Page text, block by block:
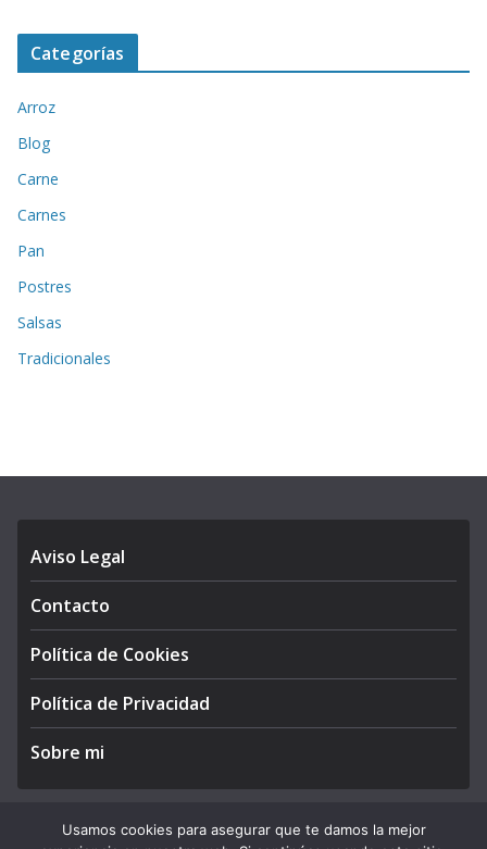
Categorías
Arroz
Blog
Carne
Carnes
Pan
Postres
Salsas
Tradicionales
Aviso Legal
Contacto
Política de Cookies
Política de Privacidad
Sobre mi
Usamos cookies para asegurar que te damos la mejor